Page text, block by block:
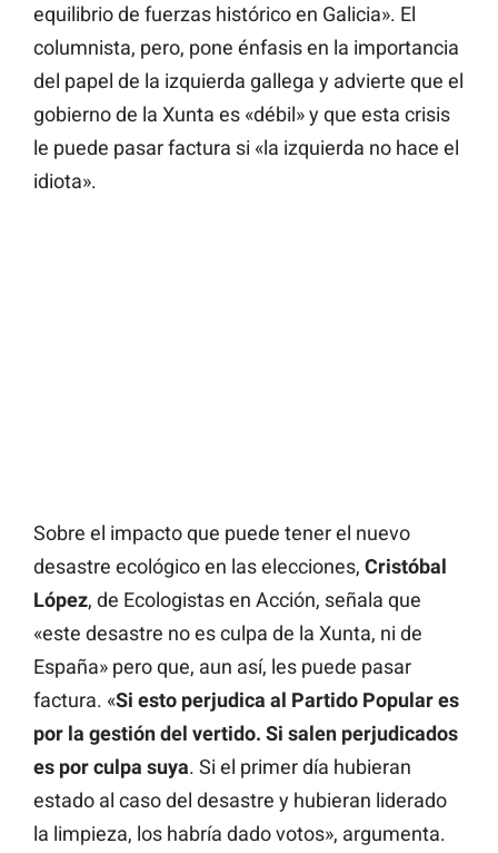
equilibrio de fuerzas histórico en Galicia». El
columnista, pero, pone énfasis en la importancia
del papel de la izquierda gallega y advierte que el
gobierno de la Xunta es «débil» y que esta crisis
le puede pasar factura si «la izquierda no hace el
idiota».
Sobre el impacto que puede tener el nuevo
desastre ecológico en las elecciones, Cristóbal
López, de Ecologistas en Acción, señala que
«este desastre no es culpa de la Xunta, ni de
España» pero que, aun así, les puede pasar
factura. «Si esto perjudica al Partido Popular es
por la gestión del vertido. Si salen perjudicados
es por culpa suya. Si el primer día hubieran
estado al caso del desastre y hubieran liderado
la limpieza, los habría dado votos», argumenta.